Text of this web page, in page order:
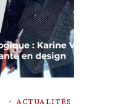
ACTUALITÉS